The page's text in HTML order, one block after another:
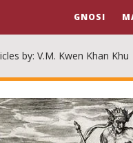
GNOSI
by: V.M. Kwen Khan Khu